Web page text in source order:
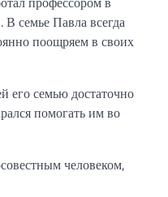
семье Павла всегда
поощряем в своих
его семью достаточно
помогать им во
человеком,